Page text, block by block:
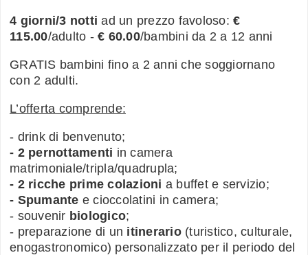
4 giorni/3 nottiad un prezzo favoloso: €
115.00/adulto - € 60.00/bambini da 2 a 12 anni
GRATIS bambini fino a 2 anni che soggiornano
con 2 adulti.
L’offerta comprende:
- drink di benvenuto;
- 2 pernottamenti in camera
matrimoniale/tripla/quadrupla;
- 2 ricche prime colazioni a buffet e servizio;
- Spumante e cioccolatini in camera;
- souvenir biologico;
- preparazione di un itinerario (turistico, culturale,
enogastronomico) personalizzato per il periodo del